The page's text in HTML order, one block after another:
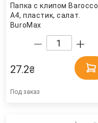
Папка с клипом Barocco
А4, пластик, салат.
BuroMax
27.2₴
Под заказ